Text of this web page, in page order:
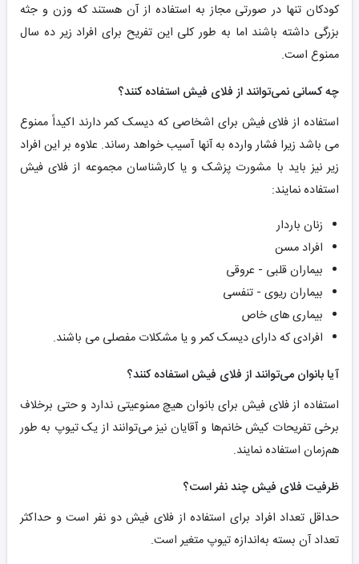
کودکان تنها در صورتی مجاز به استفاده از آن هستند که وزن و جثه
بزرگی داشته باشند اما به طور کلی این تفریح برای افراد زیر ده سال
ممنوع است.
چه کسانی نمی‌توانند از فلای فیش استفاده کنند؟
استفاده از فلای فیش برای اشخاصی که دیسک کمر دارند اکیداً ممنوع
می باشد زیرا فشار وارده به آنها آسیب خواهد رساند. علاوه بر این افراد
زیر نیز باید با مشورت پزشک و یا کارشناسان مجموعه از فلای فیش
استفاده نمایند:
زنان باردار
افراد مسن
بیماران قلبی - عروقی
بیماران ریوی - تنفسی
بیماری های خاص
افرادی که دارای دیسک کمر و یا مشکلات مفصلی می باشند.
آیا بانوان می‌توانند از فلای فیش استفاده کنند؟
استفاده از فلای فیش برای بانوان هیچ ممنوعیتی ندارد و حتی برخلاف
برخی تفریحات کیش خانم‌ها و آقایان نیز می‌توانند از یک تیوپ به طور
هم‌زمان استفاده نمایند.
ظرفیت فلای فیش چند نفر است؟
حداقل تعداد افراد برای استفاده از فلای فیش دو نفر است و حداکثر
تعداد آن بسته به‌اندازه تیوپ متغیر است.